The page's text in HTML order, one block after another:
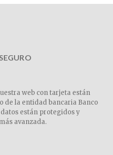
web con tarjeta están
de la entidad bancaria Banco
están protegidos y
avanzada.